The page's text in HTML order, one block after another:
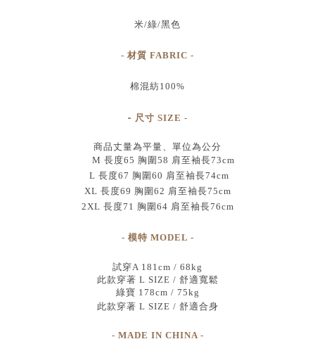
米/綠/黑色
- 材質 FABRIC -
棉混紡100%
- 尺寸 SIZE -
商品丈量為平量、單位為公分
M 長度65 胸圍58 肩至袖長73cm
L 長度67 胸圍60 肩至袖長74cm
XL 長度69 胸圍62 肩至袖長75cm
2XL 長度71 胸圍64 肩至袖長76cm
- 模特 MODEL -
試穿A 181cm / 68kg
此款穿著 L SIZE / 舒適寬鬆
綠寶 178cm / 75kg
此款穿著 L SIZE / 舒適合身
- MADE IN CHINA -